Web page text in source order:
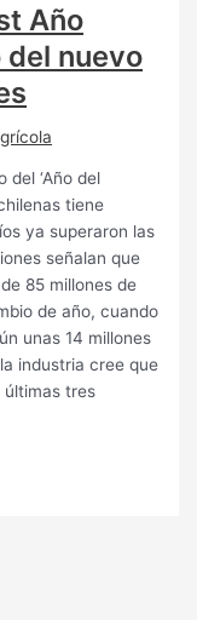
Año
del nuevo
‘Año del
tiene
ya superaron las
señalan que
85 millones de
de año, cuando
unas 14 millones
industria cree que
últimas tres